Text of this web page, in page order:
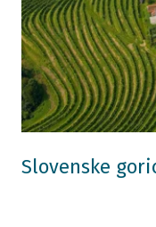
Slovenske